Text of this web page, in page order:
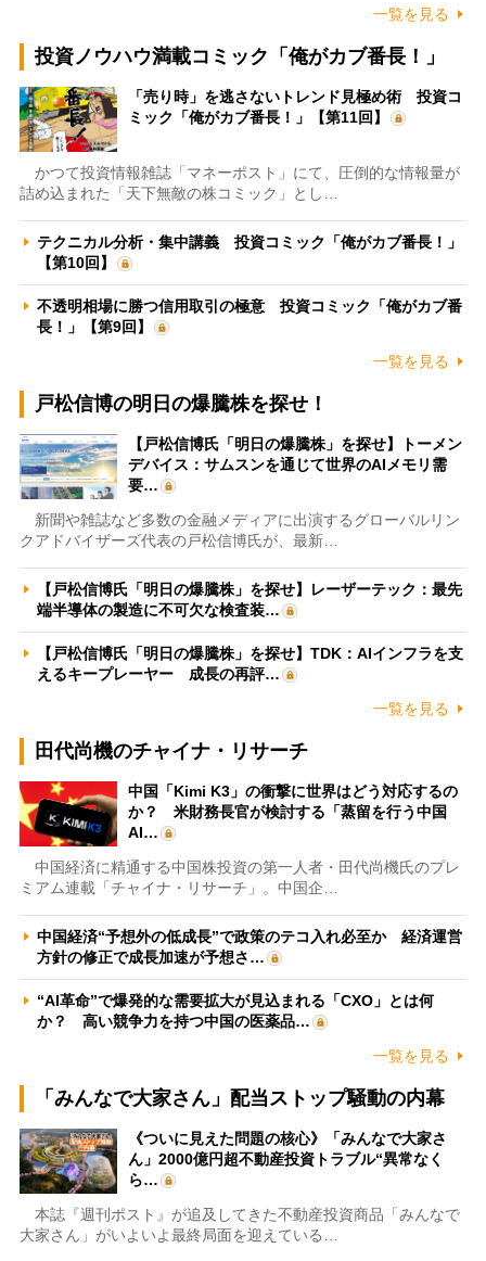
一覧を見る
投資ノウハウ満載コミック「俺がカブ番長！」
「売り時」を逃さないトレンド見極め術 投資コ
ミック「俺がカブ番長！」【第11回】
かつて投資情報雑誌「マネーポスト」にて、圧倒的な情報量が
詰め込まれた「天下無敵の株コミック」とし…
テクニカル分析・集中講義 投資コミック「俺がカブ番長！」
【第10回】
不透明相場に勝つ信用取引の極意 投資コミック「俺がカブ番
長！」【第9回】
一覧を見る
戸松信博の明日の爆騰株を探せ！
【戸松信博氏「明日の爆騰株」を探せ】トーメン
デバイス：サムスンを通じて世界のAIメモリ需
要…
新聞や雑誌など多数の金融メディアに出演するグローバルリン
クアドバイザーズ代表の戸松信博氏が、最新…
【戸松信博氏「明日の爆騰株」を探せ】レーザーテック：最先
端半導体の製造に不可欠な検査装…
【戸松信博氏「明日の爆騰株」を探せ】TDK：AIインフラを支
えるキープレーヤー 成長の再評…
一覧を見る
田代尚機のチャイナ・リサーチ
中国「Kimi K3」の衝撃に世界はどう対応するの
か？ 米財務長官が検討する「蒸留を行う中国
AI…
中国経済に精通する中国株投資の第一人者・田代尚機氏のプレ
ミアム連載「チャイナ・リサーチ」。中国企…
中国経済“予想外の低成長”で政策のテコ入れ必至か 経済運営
方針の修正で成長加速が予想さ…
“AI革命”で爆発的な需要拡大が見込まれる「CXO」とは何
か？ 高い競争力を持つ中国の医薬品…
一覧を見る
「みんなで大家さん」配当ストップ騒動の内幕
《ついに見えた問題の核心》「みんなで大家さ
ん」2000億円超不動産投資トラブル“異常なく
ら…
本誌『週刊ポスト』が追及してきた不動産投資商品「みんなで
大家さん」がいよいよ最終局面を迎えている…